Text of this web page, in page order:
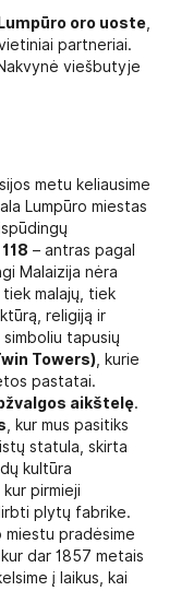
oro uoste
partneriai.
viešbutyje
metu keliausime
Lumpūro miestas
– antras pagal
Malaizija nėra
malajų, tiek
religiją ir
tapusių
Towers) , kurie
pastatai.
aikštelę.
, kur mus pasitiks
statula, skirta
kultūra
, kur pirmieji
plytų fabrike.
miestu pradėsime
dar 1857 metais
į laikus, kai